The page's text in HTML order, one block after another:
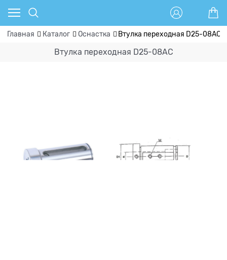
Главная Каталог Оснастка Втулка переходная D25-08AC
Втулка переходная D25-08AC